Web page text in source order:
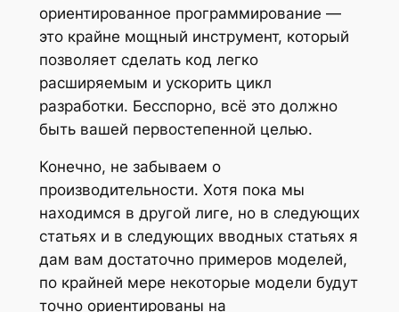
ориентированное программирование —
это крайне мощный инструмент, который
позволяет сделать код легко
расширяемым и ускорить цикл
разработки. Бесспорно, всё это должно
быть вашей первостепенной целью.
Конечно, не забываем о
производительности. Хотя пока мы
находимся в другой лиге, но в следующих
статьях и в следующих вводных статьях я
дам вам достаточно примеров моделей,
по крайней мере некоторые модели будут
точно ориентированы на